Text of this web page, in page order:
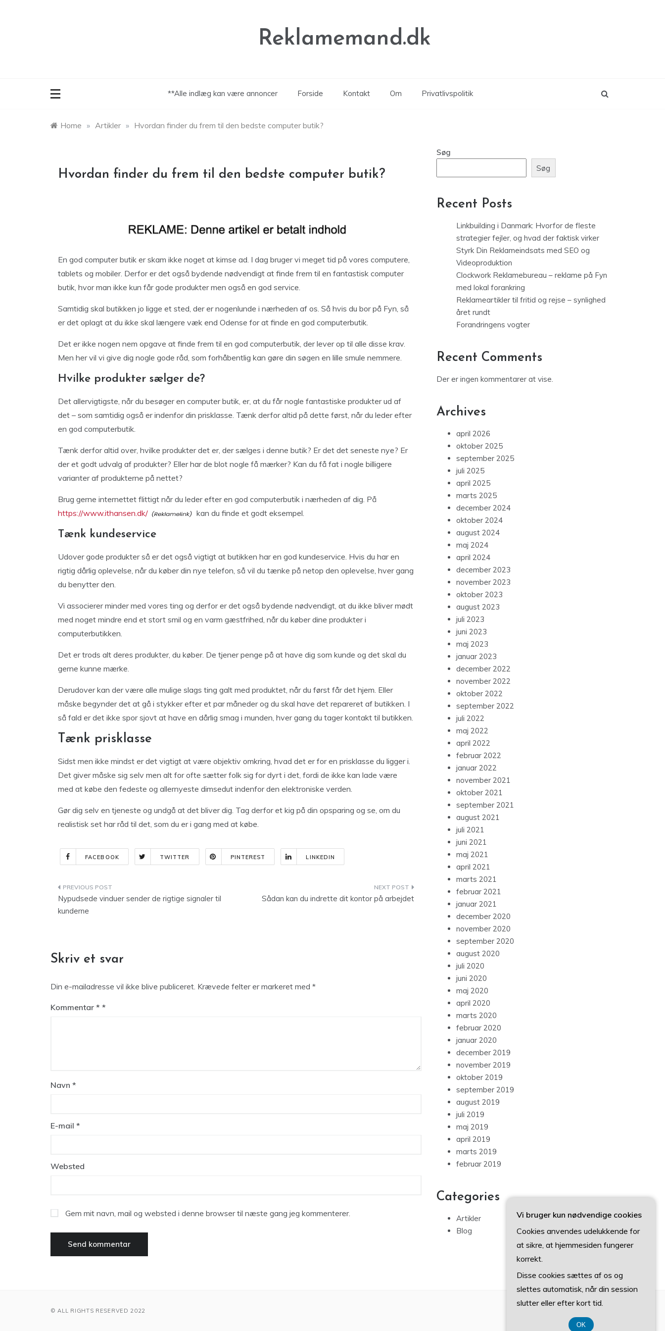
Reklamemand.dk
**Alle indlæg kan være annoncer Forside Kontakt Om Privatlivspolitik
Home » Artikler » Hvordan finder du frem til den bedste computer butik?
Hvordan finder du frem til den bedste computer butik?
En god computer butik er skam ikke noget at kimse ad. I dag bruger vi meget tid på vores computere,
tablets og mobiler. Derfor er det også bydende nødvendigt at finde frem til en fantastisk computer
butik, hvor man ikke kun får gode produkter men også en god service.
Samtidig skal butikken jo ligge et sted, der er nogenlunde i nærheden af os. Så hvis du bor på Fyn, så
er det oplagt at du ikke skal længere væk end Odense for at finde en god computerbutik.
Det er ikke nogen nem opgave at finde frem til en god computerbutik, der lever op til alle disse krav.
Men her vil vi give dig nogle gode råd, som forhåbentlig kan gøre din søgen en lille smule nemmere.
Hvilke produkter sælger de?
Det allervigtigste, når du besøger en computer butik, er, at du får nogle fantastiske produkter ud af
det – som samtidig også er indenfor din prisklasse. Tænk derfor altid på dette først, når du leder efter
en god computerbutik.
Tænk derfor altid over, hvilke produkter det er, der sælges i denne butik? Er det det seneste nye? Er
der et godt udvalg af produkter? Eller har de blot nogle få mærker? Kan du få fat i nogle billigere
varianter af produkterne på nettet?
Brug gerne internettet flittigt når du leder efter en god computerbutik i nærheden af dig. På
https://www.ithansen.dk/
kan du finde et godt eksempel.
Tænk kundeservice
Udover gode produkter så er det også vigtigt at butikken har en god kundeservice. Hvis du har en
rigtig dårlig oplevelse, når du køber din nye telefon, så vil du tænke på netop den oplevelse, hver gang
du benytter den.
Vi associerer minder med vores ting og derfor er det også bydende nødvendigt, at du ikke bliver mødt
med noget mindre end et stort smil og en varm gæstfrihed, når du køber dine produkter i
computerbutikken.
Det er trods alt deres produkter, du køber. De tjener penge på at have dig som kunde og det skal du
gerne kunne mærke.
Derudover kan der være alle mulige slags ting galt med produktet, når du først får det hjem. Eller
måske begynder det at gå i stykker efter et par måneder og du skal have det repareret af butikken. I
så fald er det ikke spor sjovt at have en dårlig smag i munden, hver gang du tager kontakt til butikken.
Tænk prisklasse
Sidst men ikke mindst er det vigtigt at være objektiv omkring, hvad det er for en prisklasse du ligger i.
Det giver måske sig selv men alt for ofte sætter folk sig for dyrt i det, fordi de ikke kan lade være
med at købe den fedeste og allernyeste dimsedut indenfor den elektroniske verden.
Gør dig selv en tjeneste og undgå at det bliver dig. Tag derfor et kig på din opsparing og se, om du
realistisk set har råd til det, som du er i gang med at købe.
FACEBOOK TWITTER PINTEREST LINKEDIN
Indlægsnavigation
Nypudsede vinduer sender de rigtige signaler til
kunderne
Sådan kan du indrette dit kontor på arbejdet
Skriv et svar
Din e-mailadresse vil ikke blive publiceret. Krævede felter er markeret med *
Kommentar *
Navn *
E-mail *
Websted
Gem mit navn, mail og websted i denne browser til næste gang jeg kommenterer.
Søg
Søg
Recent Posts
Linkbuilding i Danmark: Hvorfor de fleste
strategier fejler, og hvad der faktisk virker
Styrk Din Reklameindsats med SEO og
Videoproduktion
Clockwork Reklamebureau – reklame på Fyn
med lokal forankring
Reklameartikler til fritid og rejse – synlighed
året rundt
Forandringens vogter
Recent Comments
Der er ingen kommentarer at vise.
Archives
april 2026
oktober 2025
september 2025
juli 2025
april 2025
marts 2025
december 2024
oktober 2024
august 2024
maj 2024
april 2024
december 2023
november 2023
oktober 2023
august 2023
juli 2023
juni 2023
maj 2023
januar 2023
december 2022
november 2022
oktober 2022
september 2022
juli 2022
maj 2022
april 2022
februar 2022
januar 2022
november 2021
oktober 2021
september 2021
august 2021
juli 2021
juni 2021
maj 2021
april 2021
marts 2021
februar 2021
januar 2021
december 2020
november 2020
september 2020
august 2020
juli 2020
juni 2020
maj 2020
april 2020
marts 2020
februar 2020
januar 2020
december 2019
november 2019
oktober 2019
september 2019
august 2019
juli 2019
maj 2019
april 2019
marts 2019
februar 2019
Categories
Artikler
Blog
© ALL RIGHTS RESERVED 2022
Vi bruger kun nødvendige cookies
Cookies anvendes udelukkende for
at sikre, at hjemmesiden fungerer
korrekt.
Disse cookies sættes af os og
slettes automatisk, når din session
slutter eller efter kort tid.
OK